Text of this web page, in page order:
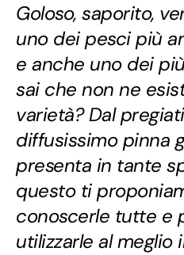
Goloso, saporito,
uno dei pesci più
e anche uno dei
sai che non ne
varietà? Dal
diffusissimo pinna
presenta in tante
questo ti
conoscerle tutte e
utilizzarle al meglio